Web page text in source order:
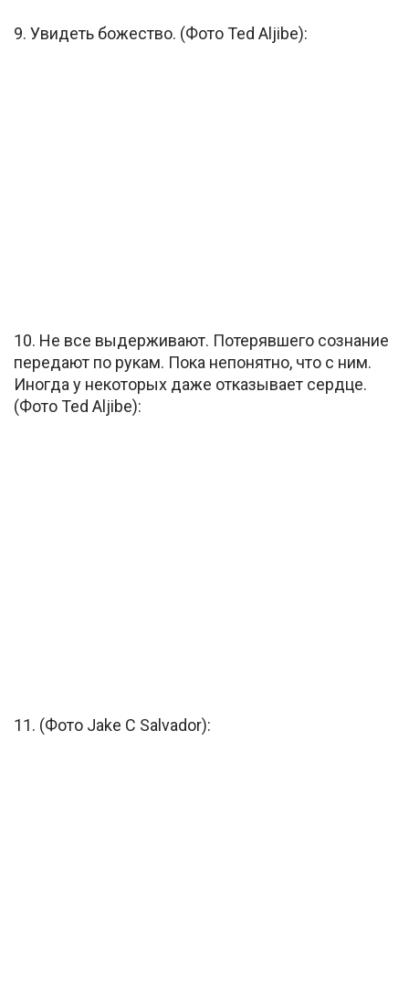
9. Увидеть божество. (Фото Ted Aljibe):
10. Не все выдерживают. Потерявшего сознание
передают по рукам. Пока непонятно, что с ним.
Иногда у некоторых даже отказывает сердце.
(Фото Ted Aljibe):
11. (Фото Jake C Salvador):